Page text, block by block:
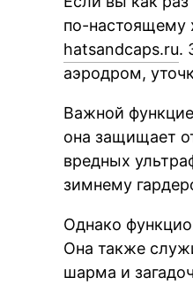
по-настоящему
hatsandcaps.ru.
аэродром,
Важной
она защищает
вредных
зимнему
Однако
Она также
шарма и